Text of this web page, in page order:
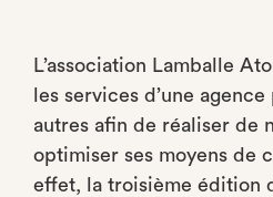
L’association Lamballe
les services d’une
autres afin de réaliser de
optimiser ses moyens de
effet, la troisième édition